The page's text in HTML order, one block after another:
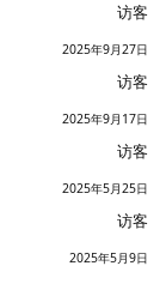
访客
2025年9月27日
访客
2025年9月17日
访客
2025年5月25日
访客
2025年5月9日